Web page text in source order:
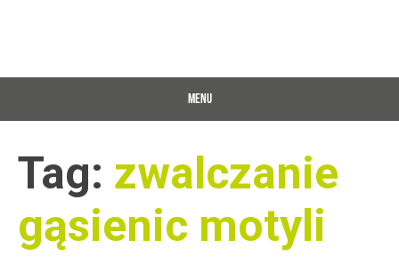
MENU
Tag: zwalczanie
gąsienic motyli